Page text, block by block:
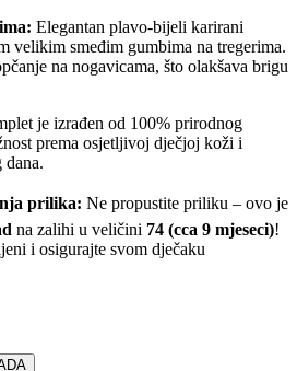
Elegantan plavo-bijeli karirani
velikim smeđim gumbima na tregerima.
na nogavicama, što olakšava brigu
je izrađen od 100% prirodnog
prema osjetljivoj dječjoj koži i
dana.
prilika: Ne propustite priliku – ovo je
na zalihi u veličini 74 (cca 9 mjeseci)!
i osigurajte svom dječaku